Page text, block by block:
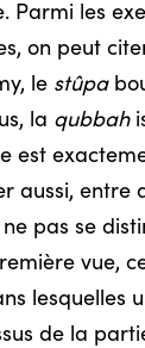
Parmi les
on peut
le stûpa
la qubbah
est
aussi, entre
pas se
vue,
lesquelles
de la